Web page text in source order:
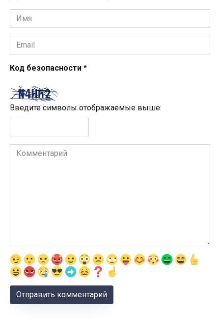
Имя
*
Email
*
Код безопасности *
Введите символы отображаемые выше:
Комментарий